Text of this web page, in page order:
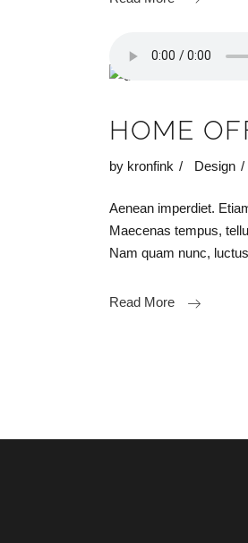
HOME
by kronfink Design
Aenean imperdiet.
Maecenas tempus,
Nam quam nunc,
Read More